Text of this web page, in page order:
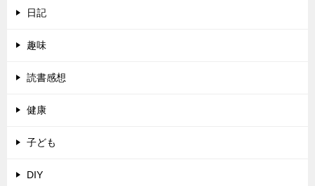
日記
趣味
読書感想
健康
子ども
DIY